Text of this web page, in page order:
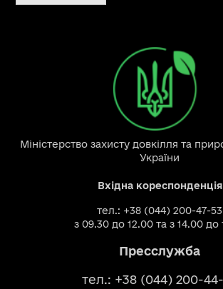
Міністерство захисту довкілля та
України
Вхідна кореспонденція
тел.: +38 (044) 200-47-53
з 09.30 до 12.00 та з 14.00 до
Пресслужба
тел.: +38 (044) 200-